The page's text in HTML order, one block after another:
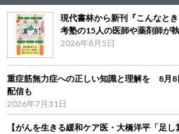
現代書林から新刊『こんなと
考塾の15人の医師や薬剤師が
2026年8月5日
重症筋無力症への正しい知識と理解を 8月8
配信も
2026年7月31日
【がんを生きる緩和ケア医・大橋洋平「足